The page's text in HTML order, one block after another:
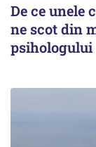
De ce unele
ne scot din
psihologului